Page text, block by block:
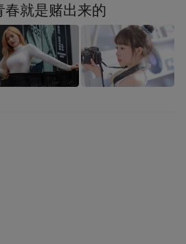
春就是赌出来的